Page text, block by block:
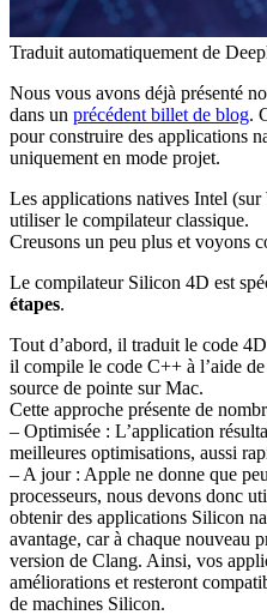
Traduit automatiquement de
Nous vous avons déjà présenté
dans un précédent billet de blog.
pour construire des applications
uniquement en mode projet.
Les applications natives Intel
utiliser le compilateur classique.
Creusons un peu plus et voyons
Le compilateur Silicon 4D est
étapes.
Tout d’abord, il traduit le code
il compile le code C++ à l’aide
source de pointe sur Mac.
Cette approche présente de
– Optimisée : L’application
meilleures optimisations, aussi
– A jour : Apple ne donne que
processeurs, nous devons donc
obtenir des applications Silicon
avantage, car à chaque nouveau
version de Clang. Ainsi, vos
améliorations et resteront
de machines Silicon.